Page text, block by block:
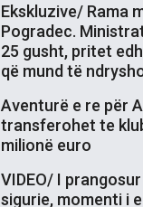
Ekskluzive/ Rama
Pogradec.
25 gusht, pritet
që mund të
Aventurë e re për
transferohet te
milionë euro
VIDEO/ I
sigurie, momenti i